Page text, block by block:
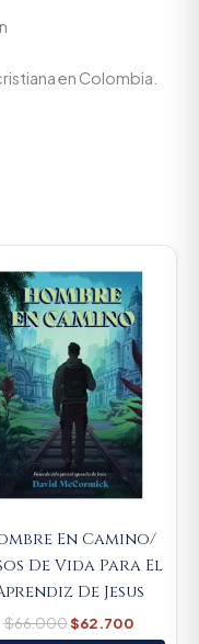
en Colombia.
En Camino/
De Vida Para El
De Jesus
$66.000
price
was:
$66.000.
$62.700
Current
price
is: